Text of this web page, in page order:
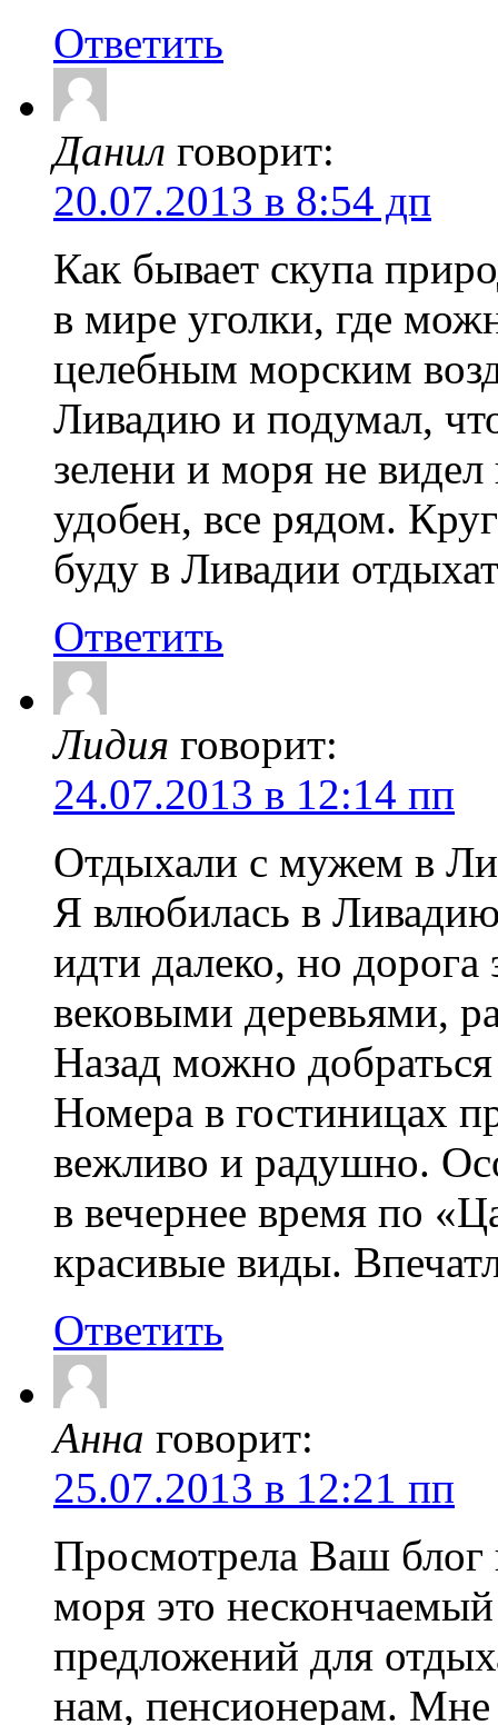
Ответить
Данил говорит:
20.07.2013 в 8:54 дп
Как бывает скупа
в мире уголки, где
целебным морским
Ливадию и подумал,
зелени и моря не
удобен, все рядом.
буду в Ливадии
Ответить
Лидия говорит:
24.07.2013 в 12:14 пп
Отдыхали с мужем в
Я влюбилась в
идти далеко, но дорога
вековыми деревьями,
Назад можно
Номера в гостиницах
вежливо и радушно.
в вечернее время по
красивые виды.
Ответить
Анна говорит:
25.07.2013 в 12:21 пп
Просмотрела Ваш блог
моря это
предложений для
нам, пенсионерам. Мне